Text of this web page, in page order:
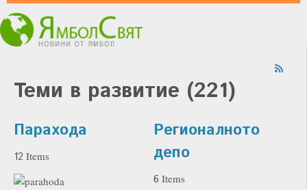
Теми в развитие (221)
Парахода
12 Items
Регионалното
депо
6 Items